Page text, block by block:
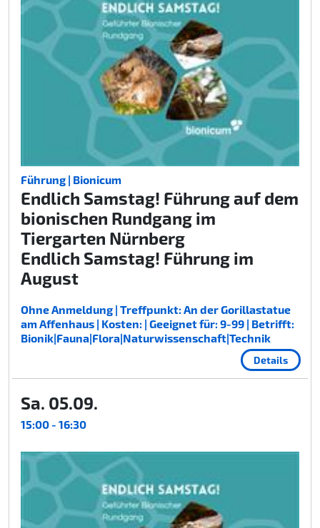
Führung | Bionicum
Endlich Samstag! Führung auf dem
bionischen Rundgang im
Tiergarten Nürnberg
Endlich Samstag! Führung im
August
Ohne Anmeldung | Treffpunkt: An der Gorillastatue
am Affenhaus | Kosten: | Geeignet für: 9-99 | Betrifft:
Bionik|Fauna|Flora|Naturwissenschaft|Technik
Details
Sa. 05.09.
15:00 - 16:30